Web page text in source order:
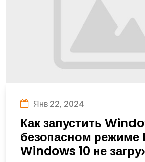
Янв 22, 2024
Как запустить
безопасном режиме
Windows 10 не